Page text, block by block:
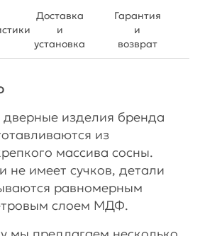
Доставка
и
установка
Гарантия
и
возврат
изделия бренда
из
массива сосны.
имеет сучков, детали
равномерным
слоем МДФ.